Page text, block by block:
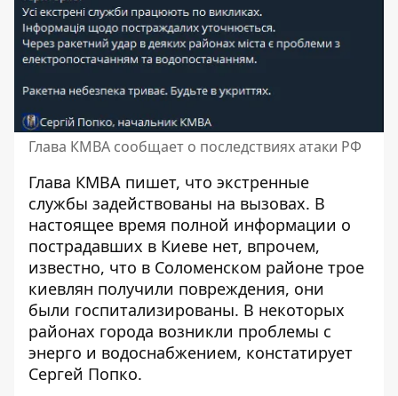
Глава КМВА сообщает о последствиях атаки РФ
Глава КМВА пишет, что экстренные
службы задействованы на вызовах. В
настоящее время полной информации о
пострадавших в Киеве нет, впрочем,
известно, что в Соломенском районе трое
киевлян получили повреждения, они
были госпитализированы. В некоторых
районах города возникли проблемы с
энерго и водоснабжением, констатирует
Сергей Попко.